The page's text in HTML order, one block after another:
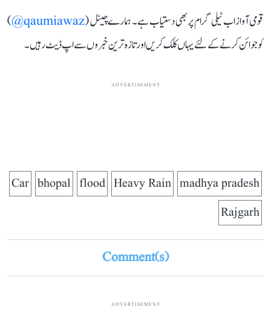
قومی آواز اب ٹیلی گرام پر بھی دستیاب ہے۔ ہمارے چینل (qaumiawaz@
)
کو جوائن کرنے کے لئے یہاں کلک کریں اور تازہ ترین خبروں سے اپ ڈیٹ رہیں۔
ADVERTISEMENT
madhya pradesh
Heavy Rain
flood
bhopal
Car
Rajgarh
Comment(s)
ADVERTISEMENT